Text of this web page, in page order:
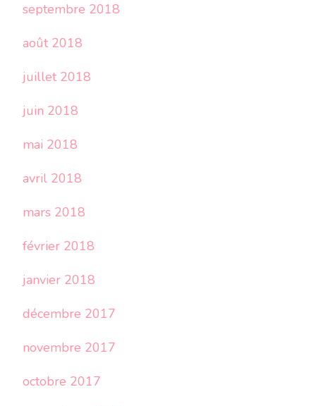
septembre 2018
août 2018
juillet 2018
juin 2018
mai 2018
avril 2018
mars 2018
février 2018
janvier 2018
décembre 2017
novembre 2017
octobre 2017